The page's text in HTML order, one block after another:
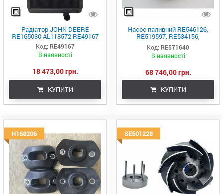
Радіатор JOHN DEERE
RE165030 AL118572 RE49167
Код: RE49167
В наявності
18 473,00 грн.
КУПИТИ
Насос паливний RE546126,
RE519597, RE534156,
RE571640, SE501922
JohnDeere
Код: RE571640
В наявності
68 746,00 грн.
КУПИТИ
H168206 SE501228